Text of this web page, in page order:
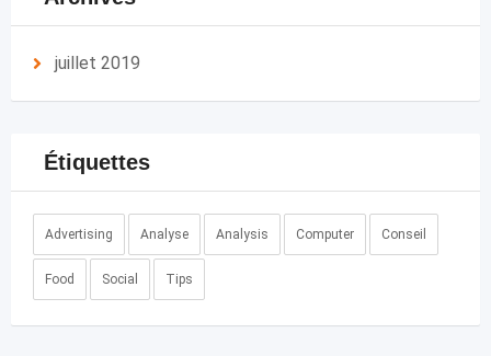
juillet 2019
Étiquettes
Advertising Analyse Analysis Computer Conseil
Food Social Tips